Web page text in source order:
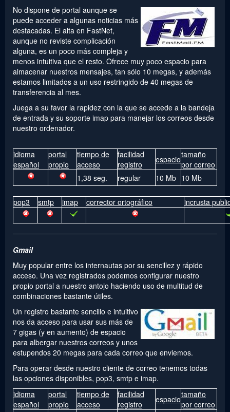
No dispone de portal aunque se
puede acceder a algunas noticias más
destacadas. El alta en FastNet,
aunque no reviste complicación
alguna, es un poco más compleja y
menos intuitiva que el resto. Ofrece muy poco espacio para
almacenar nuestros mensajes, tan sólo 10 megas, y además
estamos limitados a un uso restringido de 40 megas de
transferencia al mes.
Juega a su favor la rapidez con la que se accede a la bandeja
de entrada y su soporte imap para manejar los correos desde
nuestro ordenador.
idioma
español
portal
propio
tiempo de
acceso
facilidad
registro
espaciotamaño
por correo
1,38 seg.
regular 10 Mb 10 Mb
pop3 smtp imap corrector ortográfico incrusta
Gmail
Muy popular entre los internautas por su sencillez y rápido
acceso. Una vez registrados podemos configurar nuestro
propio portal a nuestro antojo haciendo uso de multitud de
combinaciones bastante útiles.
Un registro bastante sencillo e intuitivo
nos da acceso para usar sus más de
7 gigas (y en aumento) de espacio
para albergar nuestros correos y unos
estupendos 20 megas para cada correo que enviemos.
Para operar desde nuestro cliente de correo tenemos todas
las opciones disponibles, pop3, smtp e imap.
idioma
español
portal
propio
tiempo de
acceso
facilidad
registro
espaciotamaño
por correo